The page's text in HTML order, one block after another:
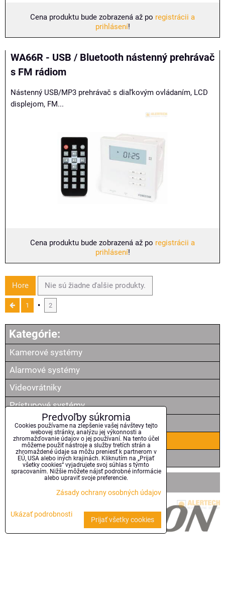
Cena produktu bude zobrazená až po registrácii a
prihlásení!
WA66R - USB / Bluetooth nástenný prehrávač
s FM rádiom
Nástenný USB/MP3 prehrávač s diaľkovým ovládaním, LCD
displejom, FM...
Cena produktu bude zobrazená až po registrácii a
prihlásení!
Hore Nie sú žiadne ďalšie produkty.
1 2
Kamerové systémy
Alarmové systémy
Videovrátniky
Prístupové systémy
Security reproduktory
Ozvučovacie audio systémy
Štruktúrovaná kabeláž
Hlavní partneri:
Predvoľby súkromia
Cookies používame na zlepšenie vašej návštevy tejto
webovej stránky, analýzu jej výkonnosti a
zhromažďovanie údajov o jej používaní. Na tento účel
môžeme použiť nástroje a služby tretích strán a
zhromaždené údaje sa môžu preniesť k partnerom v
EÚ, USA alebo iných krajinách. Kliknutím na „Prijať
všetky cookies“ vyjadrujete svoj súhlas s týmto
spracovaním. Nižšie môžete nájsť podrobné informácie
alebo upraviť svoje preferencie.
Zásady ochrany osobných údajov
Ukázať podrobnosti
Prijať všetky cookies